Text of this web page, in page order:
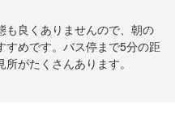
も良くありませんので、朝の
すめです。バス停まで5分の距
がたくさんあります。